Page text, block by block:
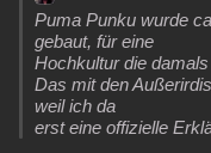
Puma Punku wurde
gebaut, für eine
Hochkultur die
Das mit den
weil ich da
erst eine offizielle